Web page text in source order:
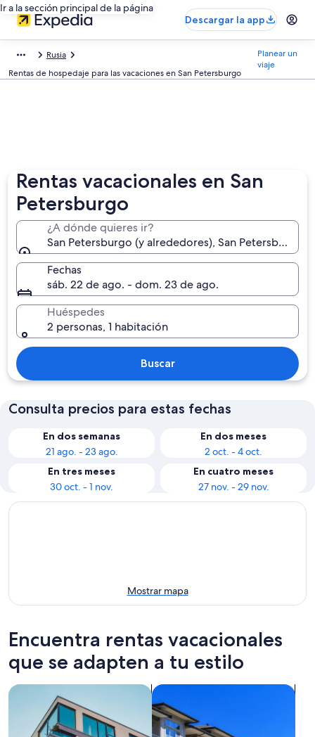
Ir a la sección principal de la página
Descargar la app
Rusia
Rentas de hospedaje para las vacaciones en San Petersburgo
Planear un
viaje
Rentas vacacionales en San
Petersburgo
¿A dónde quieres ir?
San Petersburgo (y alrededores), San Petersburgo,
Fechas
sáb. 22 de ago. - dom. 23 de ago.
Huéspedes
2 personas, 1 habitación
Buscar
Consulta precios para estas fechas
En dos semanas
21 ago. - 23 ago.
En dos meses
2 oct. - 4 oct.
En tres meses
30 oct. - 1 nov.
En cuatro meses
27 nov. - 29 nov.
Mostrar mapa
Encuentra rentas vacacionales
que se adapten a tu estilo
Buscar departamentos Buscar condominios